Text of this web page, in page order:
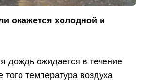
окажется холодной и
дождь ожидается в течение
того температура воздуха